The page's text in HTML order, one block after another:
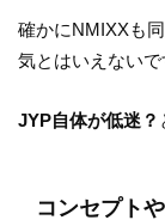
確かにNMIXXも
気とはいえないで
JYP自体が低迷？
コンセプト